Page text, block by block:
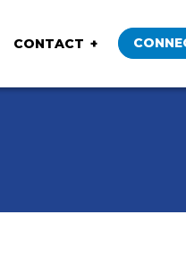
CONTACT